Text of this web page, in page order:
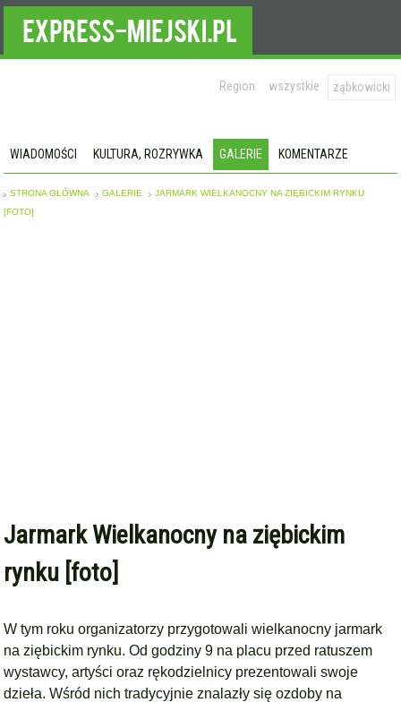
Region: wszystkie ząbkowicki
WIADOMOŚCI KULTURA, ROZRYWKA GALERIE KOMENTARZE
STRONA GŁÓWNA GALERIE
JARMARK WIELKANOCNY NA ZIĘBICKIM RYNKU
[FOTO]
Jarmark Wielkanocny na ziębickim
rynku [foto]
W tym roku organizatorzy przygotowali wielkanocny jarmark
na ziębickim rynku. Od godziny 9 na placu przed ratuszem
wystawcy, artyści oraz rękodzielnicy prezentowali swoje
dzieła. Wśród nich tradycyjnie znalazły się ozdoby na